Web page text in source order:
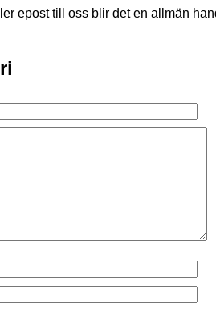
epost till oss blir det en allmän